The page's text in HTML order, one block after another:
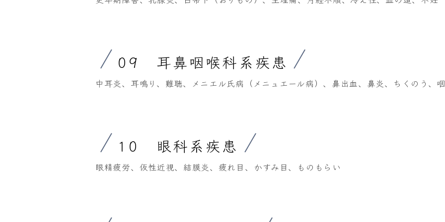
09 耳鼻咽喉科系疾患
中耳炎、耳鳴り、難聴、メニエル氏病（メニュエール病）、鼻出血、鼻炎、ちくのう、
10 眼科系疾患
眼精疲労、仮性近視、結膜炎、疲れ目、かすみ目、ものもらい